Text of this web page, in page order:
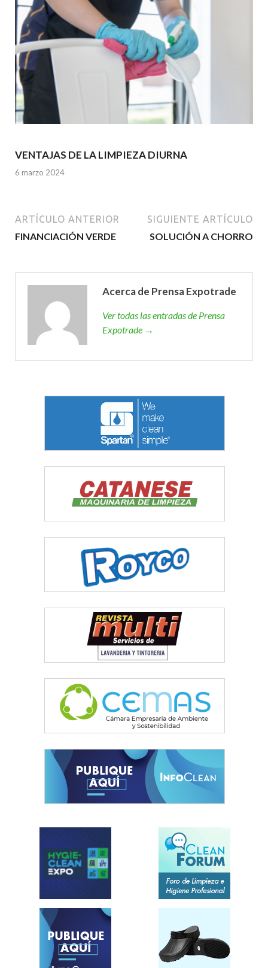
VENTAJAS DE LA LIMPIEZA DIURNA
6 marzo 2024
ARTÍCULO ANTERIOR
FINANCIACIÓN VERDE
SIGUIENTE ARTÍCULO
SOLUCIÓN A CHORRO
Acerca de Prensa Expotrade
Ver todas las entradas de Prensa
Expotrade →